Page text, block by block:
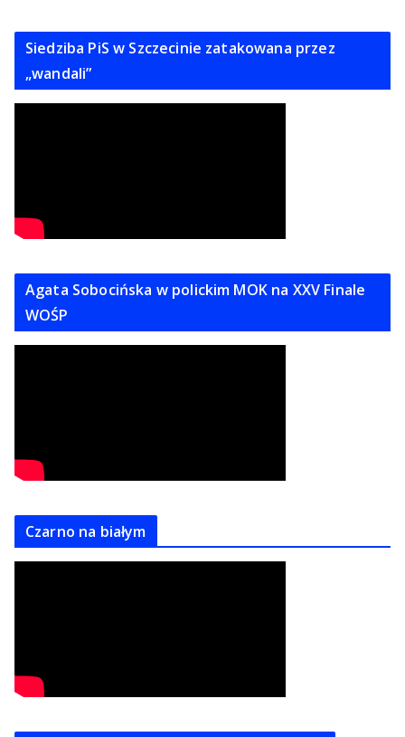
Siedziba PiS w Szczecinie zatakowana przez
„wandali”
Agata Sobocińska w polickim MOK na XXV Finale
WOŚP
Czarno na białym